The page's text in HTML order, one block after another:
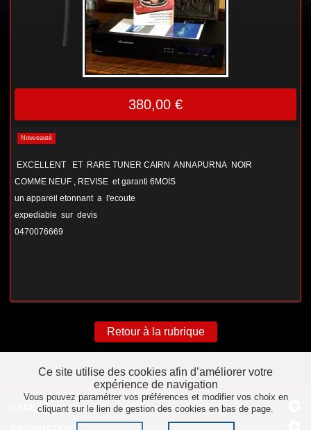
380,00 €
Nouveauté
EXCELLENT ET RARE TUNER CAIRN ANNAPURNA NOIR
COMME NEUF , REVISE et garanti 6MOIS
un appareil etonnant a l'ecoute
expediable sur devis
0470076669
Retour à la rubrique
CATALOGUE
Ce site utilise des cookies afin d’améliorer votre
expérience de navigation
Vous pouvez paramétrer vos préférences et modifier vos choix en
cliquant sur le lien de gestion des cookies en bas de page.